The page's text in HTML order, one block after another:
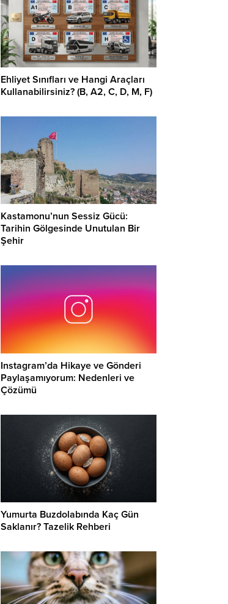
Ehliyet Sınıfları ve Hangi Araçları
Kullanabilirsiniz? (B, A2, C, D, M, F)
Kastamonu’nun Sessiz Gücü:
Tarihin Gölgesinde Unutulan Bir
Şehir
Instagram’da Hikaye ve Gönderi
Paylaşamıyorum: Nedenleri ve
Çözümü
Yumurta Buzdolabında Kaç Gün
Saklanır? Tazelik Rehberi